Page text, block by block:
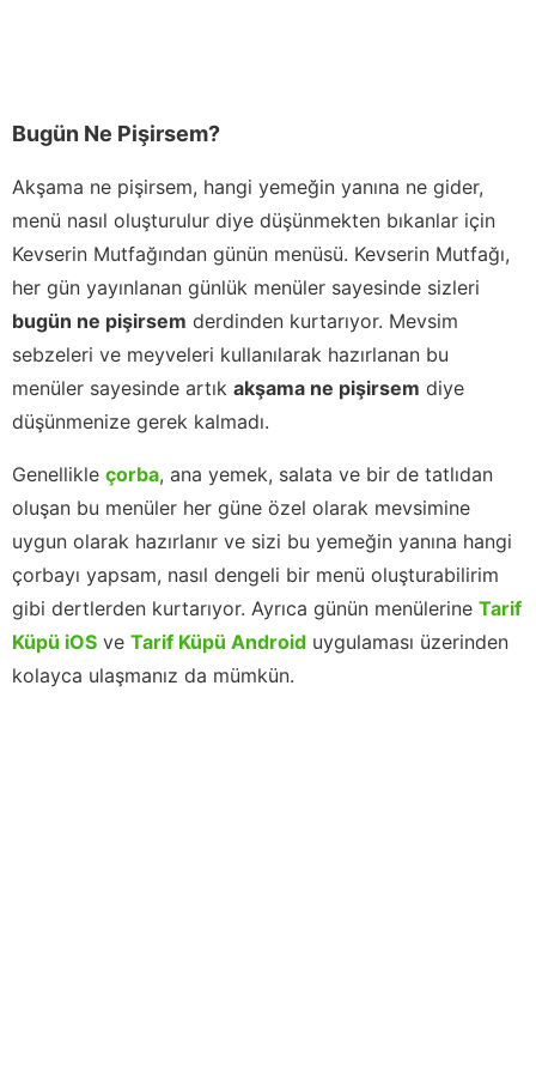
Bugün Ne Pişirsem?
Akşama ne pişirsem, hangi yemeğin yanına ne gider,
menü nasıl oluşturulur diye düşünmekten bıkanlar için
Kevserin Mutfağından günün menüsü. Kevserin Mutfağı,
her gün yayınlanan günlük menüler sayesinde sizleri
bugün ne pişirsem derdinden kurtarıyor. Mevsim
sebzeleri ve meyveleri kullanılarak hazırlanan bu
menüler sayesinde artık akşama ne pişirsem diye
düşünmenize gerek kalmadı.
Genellikle çorba, ana yemek, salata ve bir de tatlıdan
oluşan bu menüler her güne özel olarak mevsimine
uygun olarak hazırlanır ve sizi bu yemeğin yanına hangi
çorbayı yapsam, nasıl dengeli bir menü oluşturabilirim
gibi dertlerden kurtarıyor. Ayrıca günün menülerine Tarif
Küpü iOS ve Tarif Küpü Android uygulaması üzerinden
kolayca ulaşmanız da mümkün.